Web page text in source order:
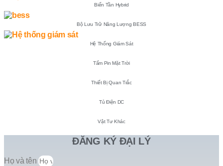
Biến Tần Hybrid
Bộ Lưu Trữ Năng Lượng BESS
Hệ Thống Giám Sát
Tấm Pin Mặt Trời
Thiết Bị Quan Trắc
Tủ Điện DC
Vật Tư Khác
ĐĂNG KÝ ĐẠI LÝ
Họ và tên